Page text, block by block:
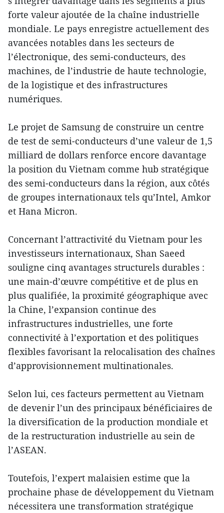
forte valeur ajoutée de la chaîne industrielle
mondiale. Le pays enregistre actuellement des
avancées notables dans les secteurs de
l’électronique, des semi-conducteurs, des
machines, de l’industrie de haute technologie,
de la logistique et des infrastructures
numériques.
Le projet de Samsung de construire un centre
de test de semi-conducteurs d’une valeur de 1,5
milliard de dollars renforce encore davantage
la position du Vietnam comme hub stratégique
des semi-conducteurs dans la région, aux côtés
de groupes internationaux tels qu’Intel, Amkor
et Hana Micron.
Concernant l’attractivité du Vietnam pour les
investisseurs internationaux, Shan Saeed
souligne cinq avantages structurels durables :
une main-d’œuvre compétitive et de plus en
plus qualifiée, la proximité géographique avec
la Chine, l’expansion continue des
infrastructures industrielles, une forte
connectivité à l’exportation et des politiques
flexibles favorisant la relocalisation des chaînes
d’approvisionnement multinationales.
Selon lui, ces facteurs permettent au Vietnam
de devenir l’un des principaux bénéficiaires de
la diversification de la production mondiale et
de la restructuration industrielle au sein de
l’ASEAN.
Toutefois, l’expert malaisien estime que la
prochaine phase de développement du Vietnam
nécessitera une transformation stratégique